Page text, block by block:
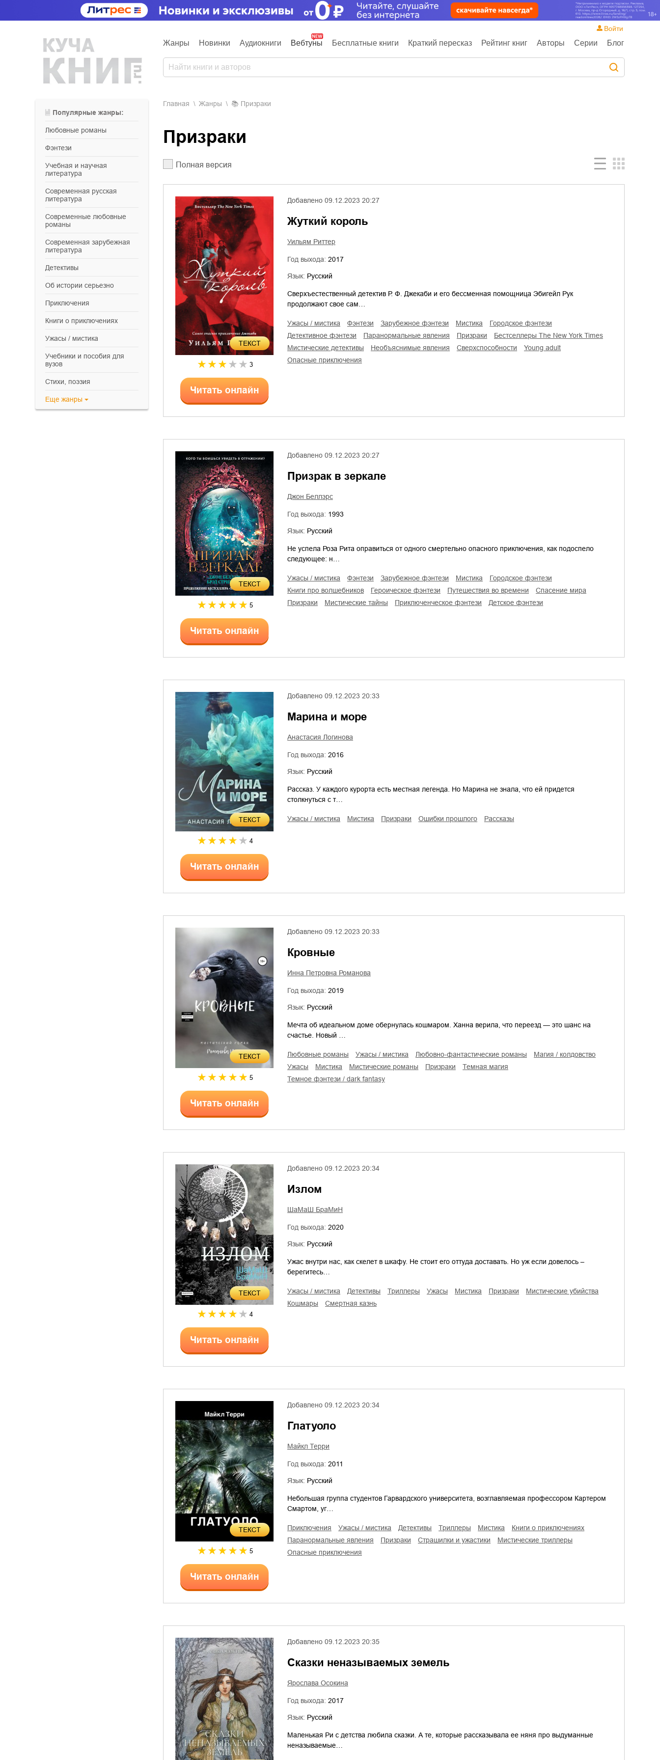
Жанры Новинки Аудиокниги Вебтуны Бесплатные книги Краткий пересказ Рейтинг книг Авторы Серии Блог
Войти
Популярные жанры:
любовные романы
фэнтези
учебная и научная
литература
современная русская
литература
современные любовные
романы
современная зарубежная
литература
детективы
об истории серьезно
приключения
книги о приключениях
ужасы / мистика
учебники и пособия для
вузов
cтихи, поэзия
Еще жанры
Главная Жанры Призраки
Призраки
Полная версия
ТЕКСТ
3
Читать онлайн
Добавлено 09.12.2023 20:27
Жуткий король
Уильям Риттер
Год выхода: 2017
Язык: Русский
Сверхъестественный детектив Р. Ф. Джекаби и его бессменная помощница Эбигейл Рук
продолжают свое сам…
ужасы / мистика фэнтези зарубежное фэнтези мистика
городское фэнтези
детективное фэнтези
паранормальные явления призраки
бестселлеры The New York Times
мистические детективы
необъяснимые явления сверхспособности
young adult
опасные приключения
ТЕКСТ
5
Читать онлайн
Добавлено 09.12.2023 20:27
Призрак в зеркале
Джон Беллэрс
Год выхода: 1993
Язык: Русский
Не успела Роза Рита оправиться от одного смертельно опасного приключения, как подоспело
следующее: н…
ужасы / мистика фэнтези зарубежное фэнтези мистика
городское фэнтези
книги про волшебников
героическое фэнтези путешествия во времени
спасение мира
призраки
мистические тайны приключенческое фэнтези детское фэнтези
ТЕКСТ
4
Читать онлайн
Добавлено 09.12.2023 20:33
Марина и море
Анастасия Логинова
Год выхода: 2016
Язык: Русский
Рассказ. У каждого курорта есть местная легенда. Но Марина не знала, что ей придется
столкнуться с т…
ужасы / мистика мистика призраки ошибки прошлого рассказы
ТЕКСТ
5
Читать онлайн
Добавлено 09.12.2023 20:33
Кровные
Инна Петровна Романова
Год выхода: 2019
Язык: Русский
Мечта об идеальном доме обернулась кошмаром. Ханна верила, что переезд — это шанс на
счастье. Новый …
любовные романы ужасы / мистика любовно-фантастические романы
магия / колдовство
ужасы
мистика мистические романы призраки
темная магия
темное фэнтези / dark fantasy
ТЕКСТ
4
Читать онлайн
Добавлено 09.12.2023 20:34
Излом
ШаМаШ БраМиН
Год выхода: 2020
Язык: Русский
Ужас внутри нас, как скелет в шкафу. Не стоит его оттуда доставать. Но уж если довелось –
берегитесь…
ужасы / мистика детективы триллеры ужасы мистика призраки
мистические убийства
кошмары
смертная казнь
ТЕКСТ
5
Читать онлайн
Добавлено 09.12.2023 20:34
Глатуоло
Майкл Терри
Год выхода: 2011
Язык: Русский
Небольшая группа студентов Гарвардского университета, возглавляемая профессором Картером
Смартом, уг…
приключения ужасы / мистика детективы триллеры мистика
книги о приключениях
паранормальные явления
призраки страшилки и ужастики
мистические триллеры
опасные приключения
Добавлено 09.12.2023 20:35
Сказки неназываемых земель
Ярослава Осокина
Год выхода: 2017
Язык: Русский
Маленькая Ри с детства любила сказки. А те, которые рассказывала ее няня про выдуманные
неназываемые…